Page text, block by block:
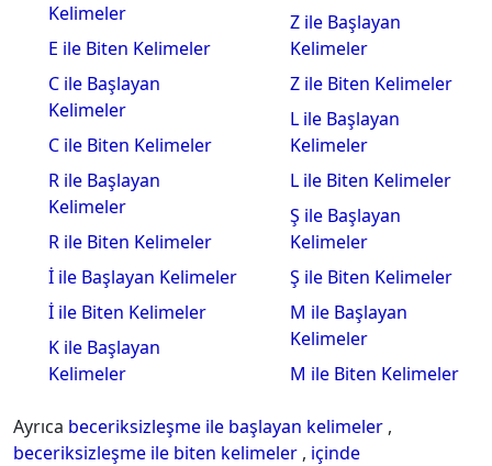
Kelimeler
E ile Biten Kelimeler
C ile Başlayan
Kelimeler
C ile Biten Kelimeler
R ile Başlayan
Kelimeler
R ile Biten Kelimeler
İ ile Başlayan Kelimeler
İ ile Biten Kelimeler
K ile Başlayan
Kelimeler
Z ile Başlayan
Kelimeler
Z ile Biten Kelimeler
L ile Başlayan
Kelimeler
L ile Biten Kelimeler
Ş ile Başlayan
Kelimeler
Ş ile Biten Kelimeler
M ile Başlayan
Kelimeler
M ile Biten Kelimeler
Ayrıca beceriksizleşme ile başlayan kelimeler ,
beceriksizleşme ile biten kelimeler , içinde